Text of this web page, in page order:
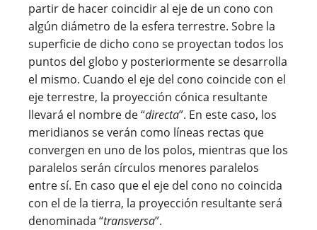
partir de hacer coincidir al eje de un cono con
algún diámetro de la esfera terrestre. Sobre la
superficie de dicho cono se proyectan todos los
puntos del globo y posteriormente se desarrolla
el mismo. Cuando el eje del cono coincide con el
eje terrestre, la proyección cónica resultante
llevará el nombre de “directa”. En este caso, los
meridianos se verán como líneas rectas que
convergen en uno de los polos, mientras que los
paralelos serán círculos menores paralelos
entre sí. En caso que el eje del cono no coincida
con el de la tierra, la proyección resultante será
denominada “transversa”.